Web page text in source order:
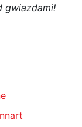
gwiazdami!